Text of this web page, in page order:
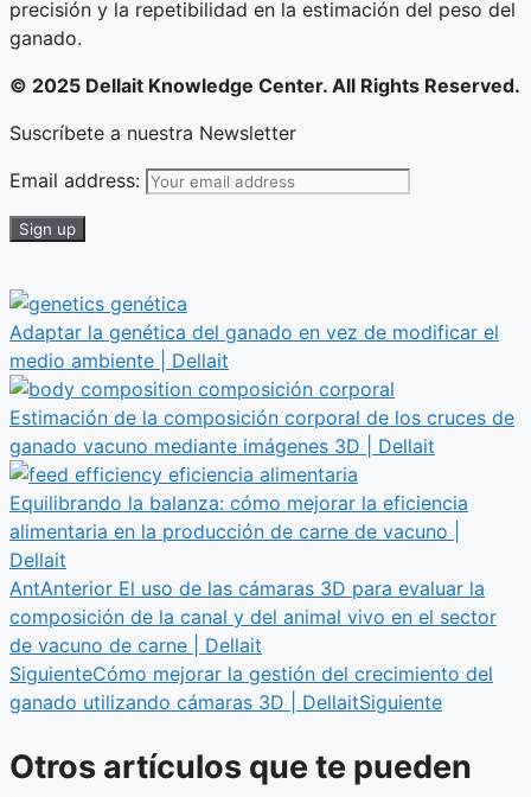
precisión y la repetibilidad en la estimación del peso del
ganado.
© 2025 Dellait Knowledge Center. All Rights Reserved.
Suscríbete a nuestra Newsletter
Email address:
Adaptar la genética del ganado en vez de modificar el
medio ambiente | Dellait
Estimación de la composición corporal de los cruces de
ganado vacuno mediante imágenes 3D | Dellait
Equilibrando la balanza: cómo mejorar la eficiencia
alimentaria en la producción de carne de vacuno |
Dellait
AntAnterior El uso de las cámaras 3D para evaluar la
composición de la canal y del animal vivo en el sector
de vacuno de carne | Dellait
SiguienteCómo mejorar la gestión del crecimiento del
ganado utilizando cámaras 3D | DellaitSiguiente
Otros artículos que te pueden